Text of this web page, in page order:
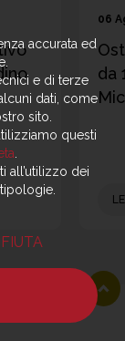
06
da
accurata ed
e di terze
dati, come
sito.
questi
all’utilizzo dei